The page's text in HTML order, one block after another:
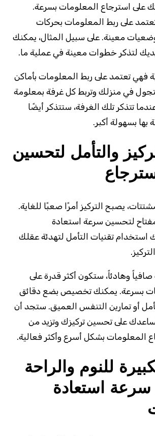
على استرجاع المعلومات بسرعة.
على ربط المعلومات بحركات
معينة. على سبيل المثال، يمكنك
لتذكر خطوات معينة في عملية ما.
فهي تعتمد على ربط المعلومات بأماكن
في منزلك وتربط كل غرفة بمعلومة
تتذكر تلك الغرفة، ستتذكر أيضًا
بها بسهولة أكبر.
والتأمل لتحسين
يصبح التركيز أمرًا صعبًا للغاية.
لتحسين سرعة استعادة
استخدام تقنيات التأمل لتهدئة عقلك
وهادئاً، ستكون أكثر قدرة على
بسرعة. يمكنك تخصيص بضع دقائق
أو تمارين التنفس العميق. ستجد أن
على تحسين تركيزك وتزيد من
المعلومات بشكل أسرع وأكثر فعالية.
للنوم والراحة
سرعة استعادة